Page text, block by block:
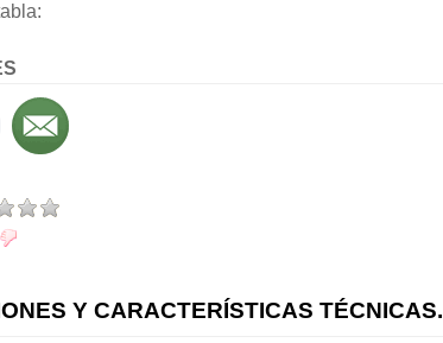
Y CARACTERÍSTICAS TÉCNICAS.